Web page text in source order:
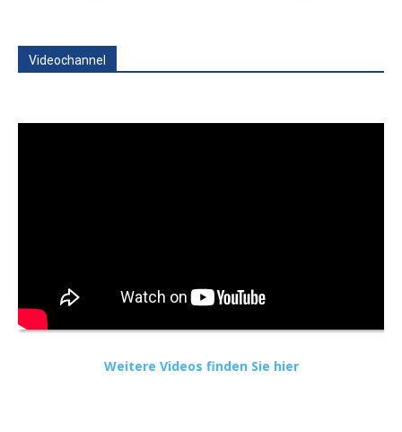
Videochannel
Weitere Videos finden Sie hier